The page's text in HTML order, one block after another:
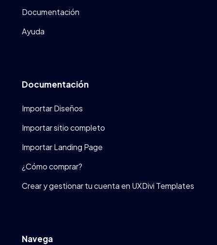
Documentación
Ayuda
Documentación
Importar Diseños
Importar sitio completo
Importar Landing Page
¿Cómo comprar?
Crear y gestionar tu cuenta en UXDivi Templates
Navega